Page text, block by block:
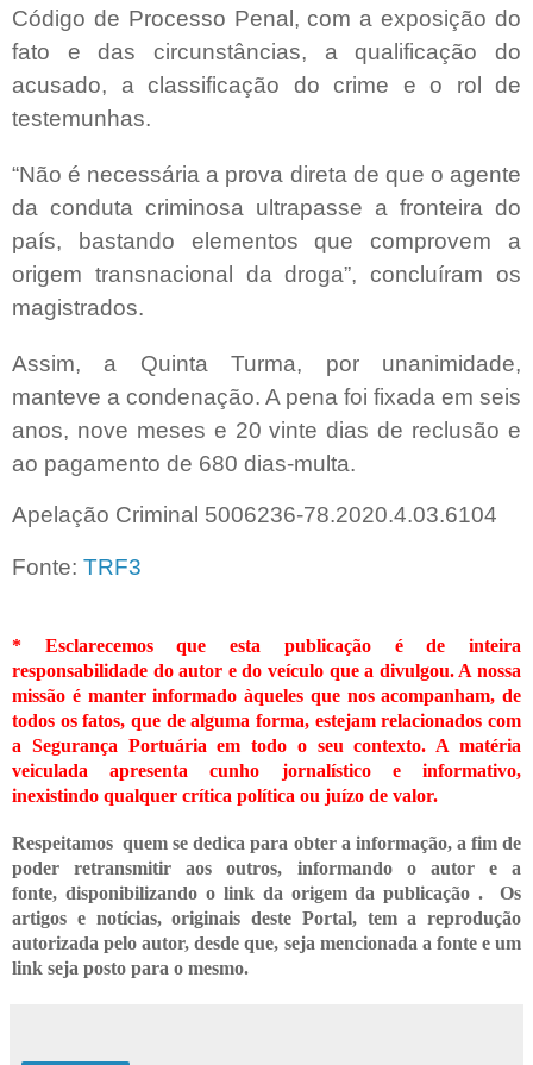
Código de Processo Penal, com a exposição do
fato e das circunstâncias, a qualificação do
acusado, a classificação do crime e o rol de
testemunhas.
“Não é necessária a prova direta de que o agente
da conduta criminosa ultrapasse a fronteira do
país, bastando elementos que comprovem a
origem transnacional da droga”, concluíram os
magistrados.
Assim, a Quinta Turma, por unanimidade,
manteve a condenação. A pena foi fixada em seis
anos, nove meses e 20 vinte dias de reclusão e
ao pagamento de 680 dias-multa.
Apelação Criminal 5006236-78.2020.4.03.6104
Fonte: TRF3
* Esclarecemos que esta publicação é de inteira
responsabilidade do autor e do veículo que a divulgou. A nossa
missão é manter informado àqueles que nos acompanham, de
todos os fatos, que de alguma forma, estejam relacionados com
a Segurança Portuária em todo o seu contexto. A matéria
veiculada apresenta cunho jornalístico e informativo,
inexistindo qualquer crítica política ou juízo de valor.
Respeitamos quem se dedica para obter a informação, a fim de
poder retransmitiraos outros, informando o autor e a
fonte, disponibilizando o link da origem da publicação .Os
artigos e notícias, originais deste Portal, tem a reprodução
autorizada pelo autor, desde que, seja mencionada a fonte e um
link seja posto para o mesmo.